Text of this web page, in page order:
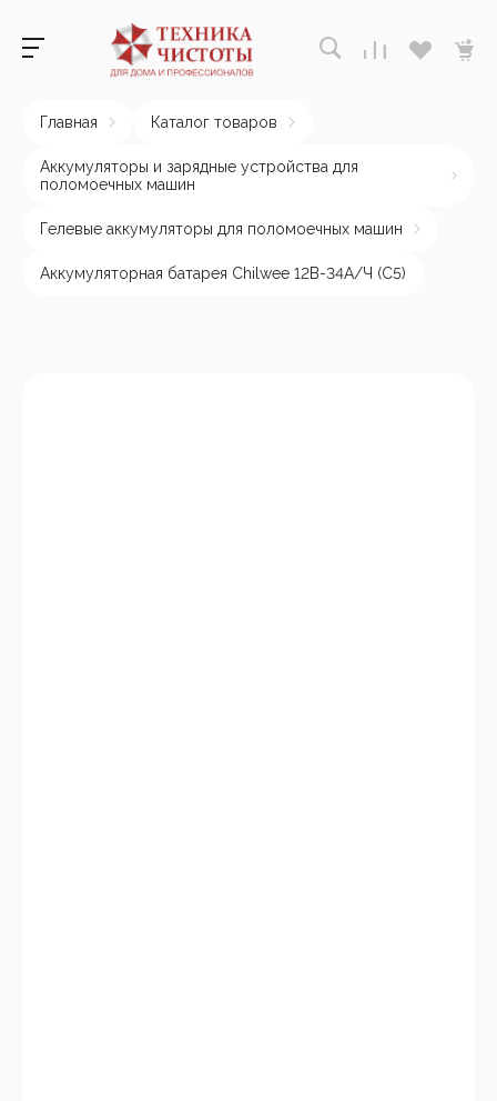
Главная Каталог товаров
Аккумуляторы и зарядные устройства для
поломоечных машин
Гелевые аккумуляторы для поломоечных машин
Аккумуляторная батарея Chilwee 12В-34А/Ч (С5)